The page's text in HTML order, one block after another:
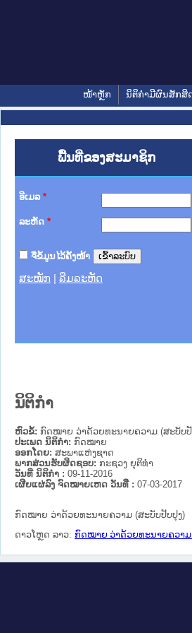
ໜ້າຫຼັກ ນິຕິກໍາມີຜົນສັກສິ
ພື້ນທີ່ຂອງສະມາຊິກ
ອີເມລ *
ລະຫັດ *
ຈື່ຂໍ້ມູນໄວ້ຄັ້ງໜ້າ
ສະໝັກ ລືມລະຫັດ
າປະຊາຊົນ ພາກເໜືອ
ດຖະການ
ພາກກາງ
ພາກໃຕ້
າຄານຕຳຫຼວດປະຊາຊົນ
ຄານສັນຕິບານປະຊາຊົນ
ງພາກເໜືອ
າປະຊາຊົນ ພາກກາງ
ນິຕິກໍາ
ຫົວຂໍ້: ກົດໝາຍ ວ່າດ້ວຍທະນາຍຄວາມ (ສະບັບປັ
ປະເພດ ນິຕິກໍາ: ກົດໝາຍ
ອອກໂດຍ: ສະພາແຫ່ງຊາດ
ພາກສ່ວນຮັບຜິດຊອບ: ກະຊວງ ຍຸຕິທໍາ
ວັນທີ່ ນິຕິກໍາ : 09-11-2016
ເຜີຍແຜ່ລົງ ຈົດໝາຍເຫດ ວັນທີ່ : 07-03-2017
ກົດໝາຍ ວ່າດ້ວຍທະນາຍຄວາມ (ສະບັບປັບປຸງ)
ດາວໂຫຼດ ລາວ: ກົດໝາຍ ວ່າດ້ວຍທະນາຍຄວາມ